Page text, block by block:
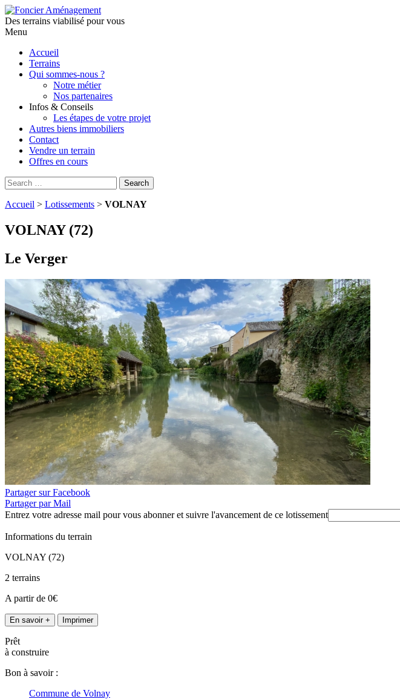
Des terrains viabilisé pour vous
Menu
contenu
principal
Accueil
Terrains
Qui sommes-nous ?
Notre métier
Nos partenaires
Infos & Conseils
Les étapes de votre projet
Autres biens immobiliers
Contact
Vendre un terrain
Offres en cours
Search
for:
Search
Accueil > Lotissements > VOLNAY
VOLNAY (72)
Le Verger
Partager sur Facebook
Partager par Mail
Entrez votre adresse mail pour vous abonner et suivre l'avancement de ce lotissement
Informations du terrain
VOLNAY (72)
2 terrains
A partir de 0€
En savoir + Imprimer
Prêt
à construire
Bon à savoir :
Commune de Volnay